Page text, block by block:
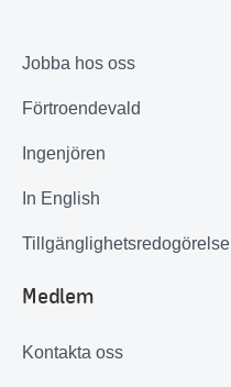
Jobba hos oss
Förtroendevald
Ingenjören
In English
Tillgänglighetsredogörelse
Medlem
Kontakta oss